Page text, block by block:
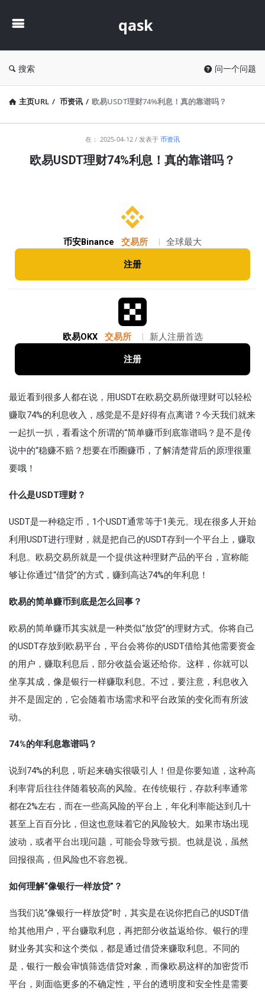
qask
搜索 问一个问题
主页URL / 币资讯 / 欧易USDT理财74%利息！真的靠谱吗？
在： 2025-04-12 发表于 币资讯
欧易USDT理财74%利息！真的靠谱吗？
币安Binance 交易所 全球最大
注册
欧易OKX 交易所 新人注册首选
注册
最近看到很多人都在说，用USDT在欧易交易所做理财可以轻松
赚取74%的利息收入，感觉是不是好得有点离谱？今天我们就来
一起扒一扒，看看这个所谓的“简单赚币到底靠谱吗？是不是传
说中的“稳赚不赔？想要在币圈赚币，了解清楚背后的原理很重
要哦！
什么是USDT理财？
USDT是一种稳定币，1个USDT通常等于1美元。现在很多人开始
利用USDT进行理财，就是把自己的USDT存到一个平台上，赚取
利息。欧易交易所就是一个提供这种理财产品的平台，宣称能
够让你通过“借贷”的方式，赚到高达74%的年利息！
欧易的简单赚币到底是怎么回事？
欧易的简单赚币其实就是一种类似“放贷”的理财方式。你将自己
的USDT存放到欧易平台，平台会将你的USDT借给其他需要资金
的用户，赚取利息后，部分收益会返还给你。这样，你就可以
坐享其成，像是银行一样赚取利息。不过，要注意，利息收入
并不是固定的，它会随着市场需求和平台政策的变化而有所波
动。
74%的年利息靠谱吗？
说到74%的利息，听起来确实很吸引人！但是你要知道，这种高
利率背后往往伴随着较高的风险。在传统银行，存款利率通常
都在2%左右，而在一些高风险的平台上，年化利率能达到几十
甚至上百百分比，但这也意味着它的风险较大。如果市场出现
波动，或者平台出现问题，可能会导致亏损。也就是说，虽然
回报很高，但风险也不容忽视。
如何理解“像银行一样放贷”？
当我们说“像银行一样放贷”时，其实是在说你把自己的USDT借
给其他用户，平台赚取利息，再把部分收益返给你。银行的理
财业务其实和这个类似，都是通过借贷来赚取利息。不同的
是，银行一般会审慎筛选借贷对象，而像欧易这样的加密货币
平台，则面临更多的不确定性，平台的透明度和安全性是需要